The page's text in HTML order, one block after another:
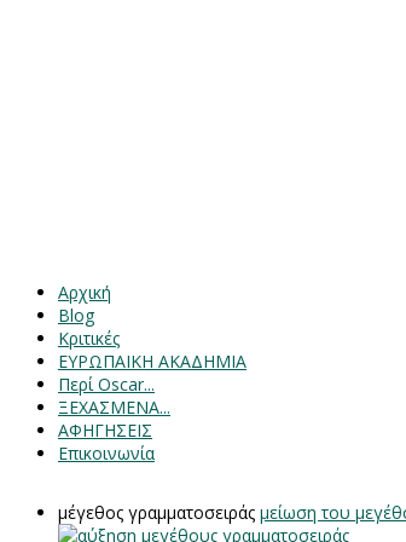
Αρχική
Blog
Κριτικές
ΕΥΡΩΠΑΙΚΗ ΑΚΑΔΗΜΙΑ
Περί Oscar...
ΞΕΧΑΣΜΕΝΑ...
ΑΦΗΓΗΣΕΙΣ
Επικοινωνία
μέγεθος γραμματοσειράς μείωση του